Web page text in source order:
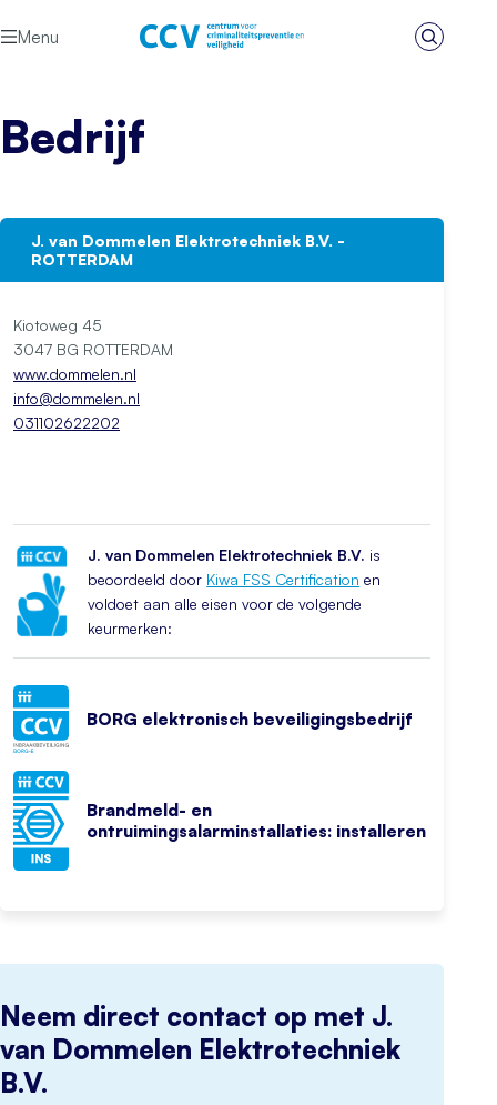
Menu
Zoeken
Bedrijf
Neem direct contact op met J.
van Dommelen Elektrotechniek
B.V.
J. van Dommelen Elektrotechniek B.V. -
ROTTERDAM
Kiotoweg 45
3047 BG ROTTERDAM
www.dommelen.nl
info@dommelen.nl
031102622202
J. van Dommelen Elektrotechniek B.V. is
beoordeeld door Kiwa FSS Certification en
voldoet aan alle eisen voor de volgende
keurmerken:
BORG elektronisch beveiligingsbedrijf
Brandmeld- en
ontruimingsalarminstallaties: installeren